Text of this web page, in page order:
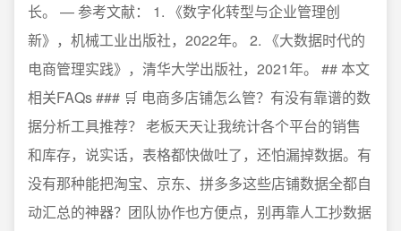
长。 — 参考文献： 1. 《数字化转型与企业管理创
新》，机械工业出版社，2022年。 2. 《大数据时代的
电商管理实践》，清华大学出版社，2021年。 ## 本文
相关FAQs ### 🛒 电商多店铺怎么管？有没有靠谱的数
据分析工具推荐？ 老板天天让我统计各个平台的销售
和库存，说实话，表格都快做吐了，还怕漏掉数据。有
没有那种能把淘宝、京东、拼多多这些店铺数据全都自
动汇总的神器？团队协作也方便点，别再靠人工抄数据